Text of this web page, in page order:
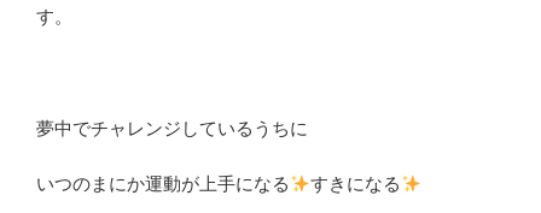
す。
夢中でチャレンジしているうちに
いつのまにか運動が上手になる すきになる